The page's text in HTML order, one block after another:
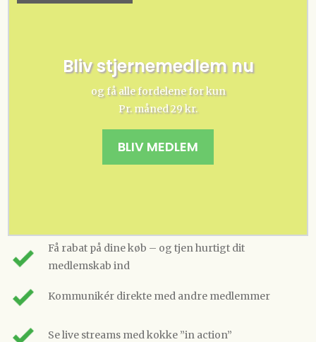
Bliv stjernemedlem nu
og få alle fordelene for kun
Pr. måned 29 kr.
BLIV MEDLEM
Få rabat på dine køb – og tjen hurtigt dit
medlemskab ind
Kommunikér direkte med andre medlemmer
Se live streams med kokke ”in action”